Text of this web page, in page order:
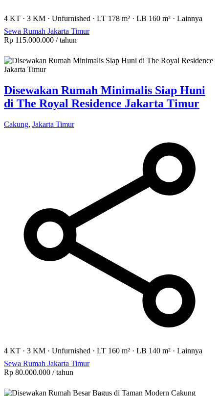
4 KT · 3 KM · Unfurnished · LT 178 m² · LB 160 m² · Lainnya
Sewa Rumah Jakarta Timur
Rp 115.000.000 / tahun
Disewakan Rumah Minimalis Siap Huni
di The Royal Residence Jakarta Timur
Cakung, Jakarta Timur
4 KT · 3 KM · Unfurnished · LT 160 m² · LB 140 m² · Lainnya
Sewa Rumah Jakarta Timur
Rp 80.000.000 / tahun